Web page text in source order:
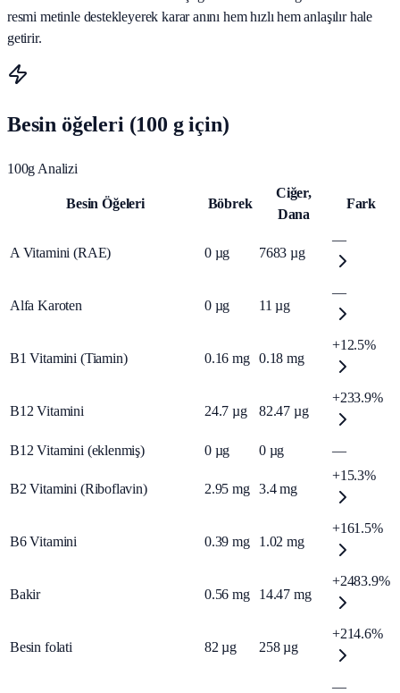
resmi metinle destekleyerek karar anını hem hızlı hem anlaşılır hale
getirir.
Besin öğeleri (100 g için)
100g Analizi
Besin Öğeleri Böbrek
Ciğer,
Dana
Fark
A Vitamini (RAE) 0 µg 7683 µg
—
Alfa Karoten 0 µg 11 µg
—
B1 Vitamini (Tiamin) 0.16 mg 0.18 mg
+12.5%
B12 Vitamini 24.7 µg 82.47 µg
+233.9%
B12 Vitamini (eklenmiş) 0 µg 0 µg —
B2 Vitamini (Riboflavin) 2.95 mg 3.4 mg
+15.3%
B6 Vitamini 0.39 mg 1.02 mg
+161.5%
Bakir 0.56 mg 14.47 mg
+2483.9%
Besin folati 82 µg 258 µg
+214.6%
—